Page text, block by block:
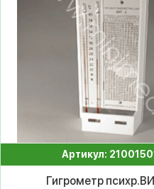
Артикул:
Гигрометр